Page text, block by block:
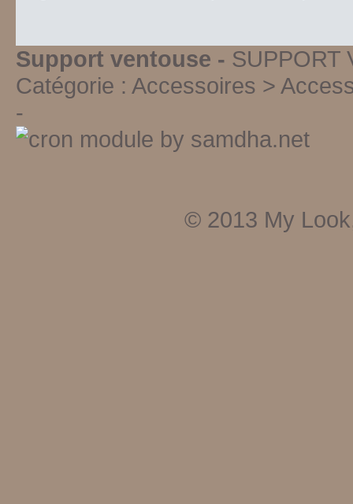
Support ventouse - SUPPORT
Catégorie : Accessoires >
-
© 2013 My Look